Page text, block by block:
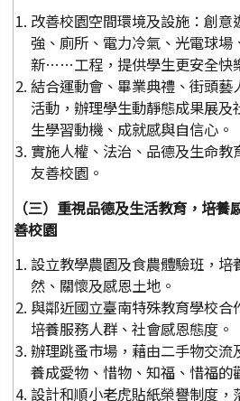
改善校園空間環境及設施：創意
強、廁所、電力冷氣、光電球場
新……工程，提供學生更安全快
結合運動會、畢業典禮、街頭
活動，辦理學生動靜態成果展及
生學習動機、成就感與自信心。
實施人權、法治、品德及生命教
友善校園。
（三）重視品德及生活教育，培
善校園
設立教學農園及食農體驗班，培
然、關懷及感恩土地。
與鄰近國立臺南特殊教育學校合
培養服務人群、社會感恩態度。
辦理跳蚤市場，藉由二手物交流
養成愛物、惜物、知福、惜福的
設計和順小老虎貼紙榮譽制度，